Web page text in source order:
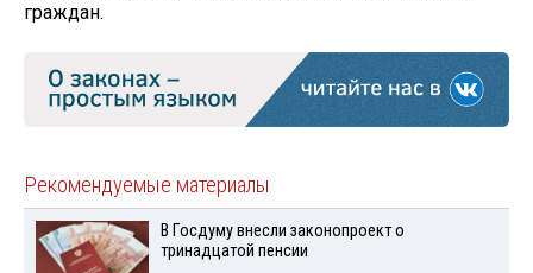
граждан.
Рекомендуемые материалы
В Госдуму внесли законопроект о
тринадцатой пенсии